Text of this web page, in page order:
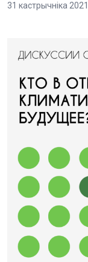
31 кастрычніка 2021